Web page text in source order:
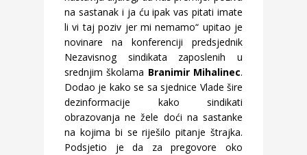
na sastanak i ja ću ipak vas pitati imate
li vi taj poziv jer mi nemamo“ upitao je
novinare na konferenciji predsjednik
Nezavisnog sindikata zaposlenih u
srednjim školama Branimir Mihalinec.
Dodao je kako se sa sjednice Vlade šire
dezinformacije kako sindikati
obrazovanja ne žele doći na sastanke
na kojima bi se riješilo pitanje štrajka.
Podsjetio je da za pregovore oko